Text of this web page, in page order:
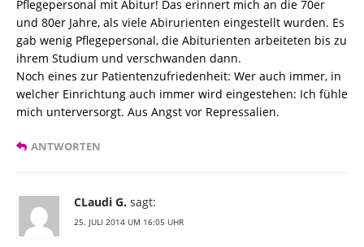
Pflegepersonal mit Abitur! Das erinnert mich an die 70er
und 80er Jahre, als viele Abirurienten eingestellt wurden. Es
gab wenig Pflegepersonal, die Abiturienten arbeiteten bis zu
ihrem Studium und verschwanden dann.
Noch eines zur Patientenzufriedenheit: Wer auch immer, in
welcher Einrichtung auch immer wird eingestehen: Ich fühle
mich unterversorgt. Aus Angst vor Repressalien.
ANTWORTEN
CLaudi G. sagt:
25. JULI 2014 UM 16:05 UHR